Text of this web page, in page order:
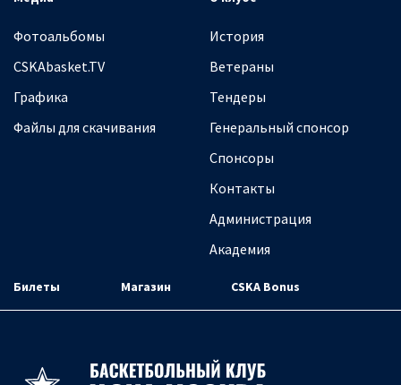
Фотоальбомы
CSKAbasket.TV
Графика
Файлы для скачивания
История
Ветераны
Тендеры
Генеральный спонсор
Спонсоры
Контакты
Администрация
Академия
Билеты Магазин CSKA Bonus